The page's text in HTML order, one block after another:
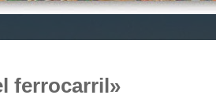
ferrocarril»